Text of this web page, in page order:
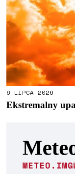
6 LIPCA 2026
Ekstremalny